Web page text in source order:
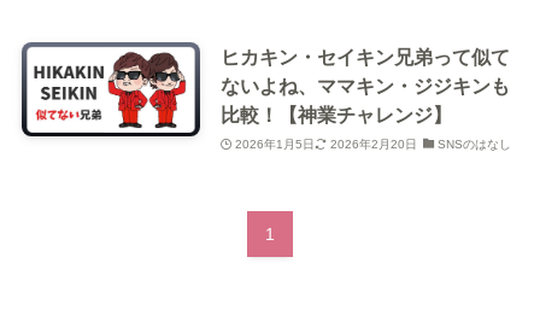
ヒカキン・セイキン兄弟って似て
ないよね、ママキン・ジジキンも
比較！【神業チャレンジ】
2026年1月5日 2026年2月20日 SNSのはなし
1